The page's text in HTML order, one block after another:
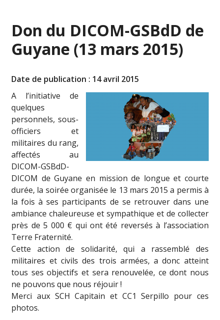
Don du DICOM-GSBdD de
Guyane (13 mars 2015)
Date de publication : 14 avril 2015
A l’initiative de
quelques
personnels, sous-
officiers et
militaires du rang,
affectés au
DICOM-GSBdD-
DICOM de Guyane en mission de longue et courte
durée, la soirée organisée le 13 mars 2015 a permis à
la fois à ses participants de se retrouver dans une
ambiance chaleureuse et sympathique et de collecter
près de 5 000 € qui ont été reversés à l’association
Terre Fraternité.
Cette action de solidarité, qui a rassemblé des
militaires et civils des trois armées, a donc atteint
tous ses objectifs et sera renouvelée, ce dont nous
ne pouvons que nous réjouir !
Merci aux SCH Capitain et CC1 Serpillo pour ces
photos.